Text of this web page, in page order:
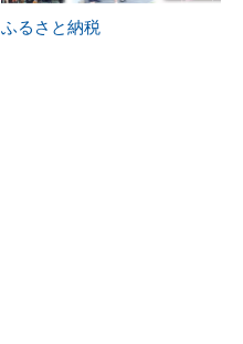
ふるさと納税